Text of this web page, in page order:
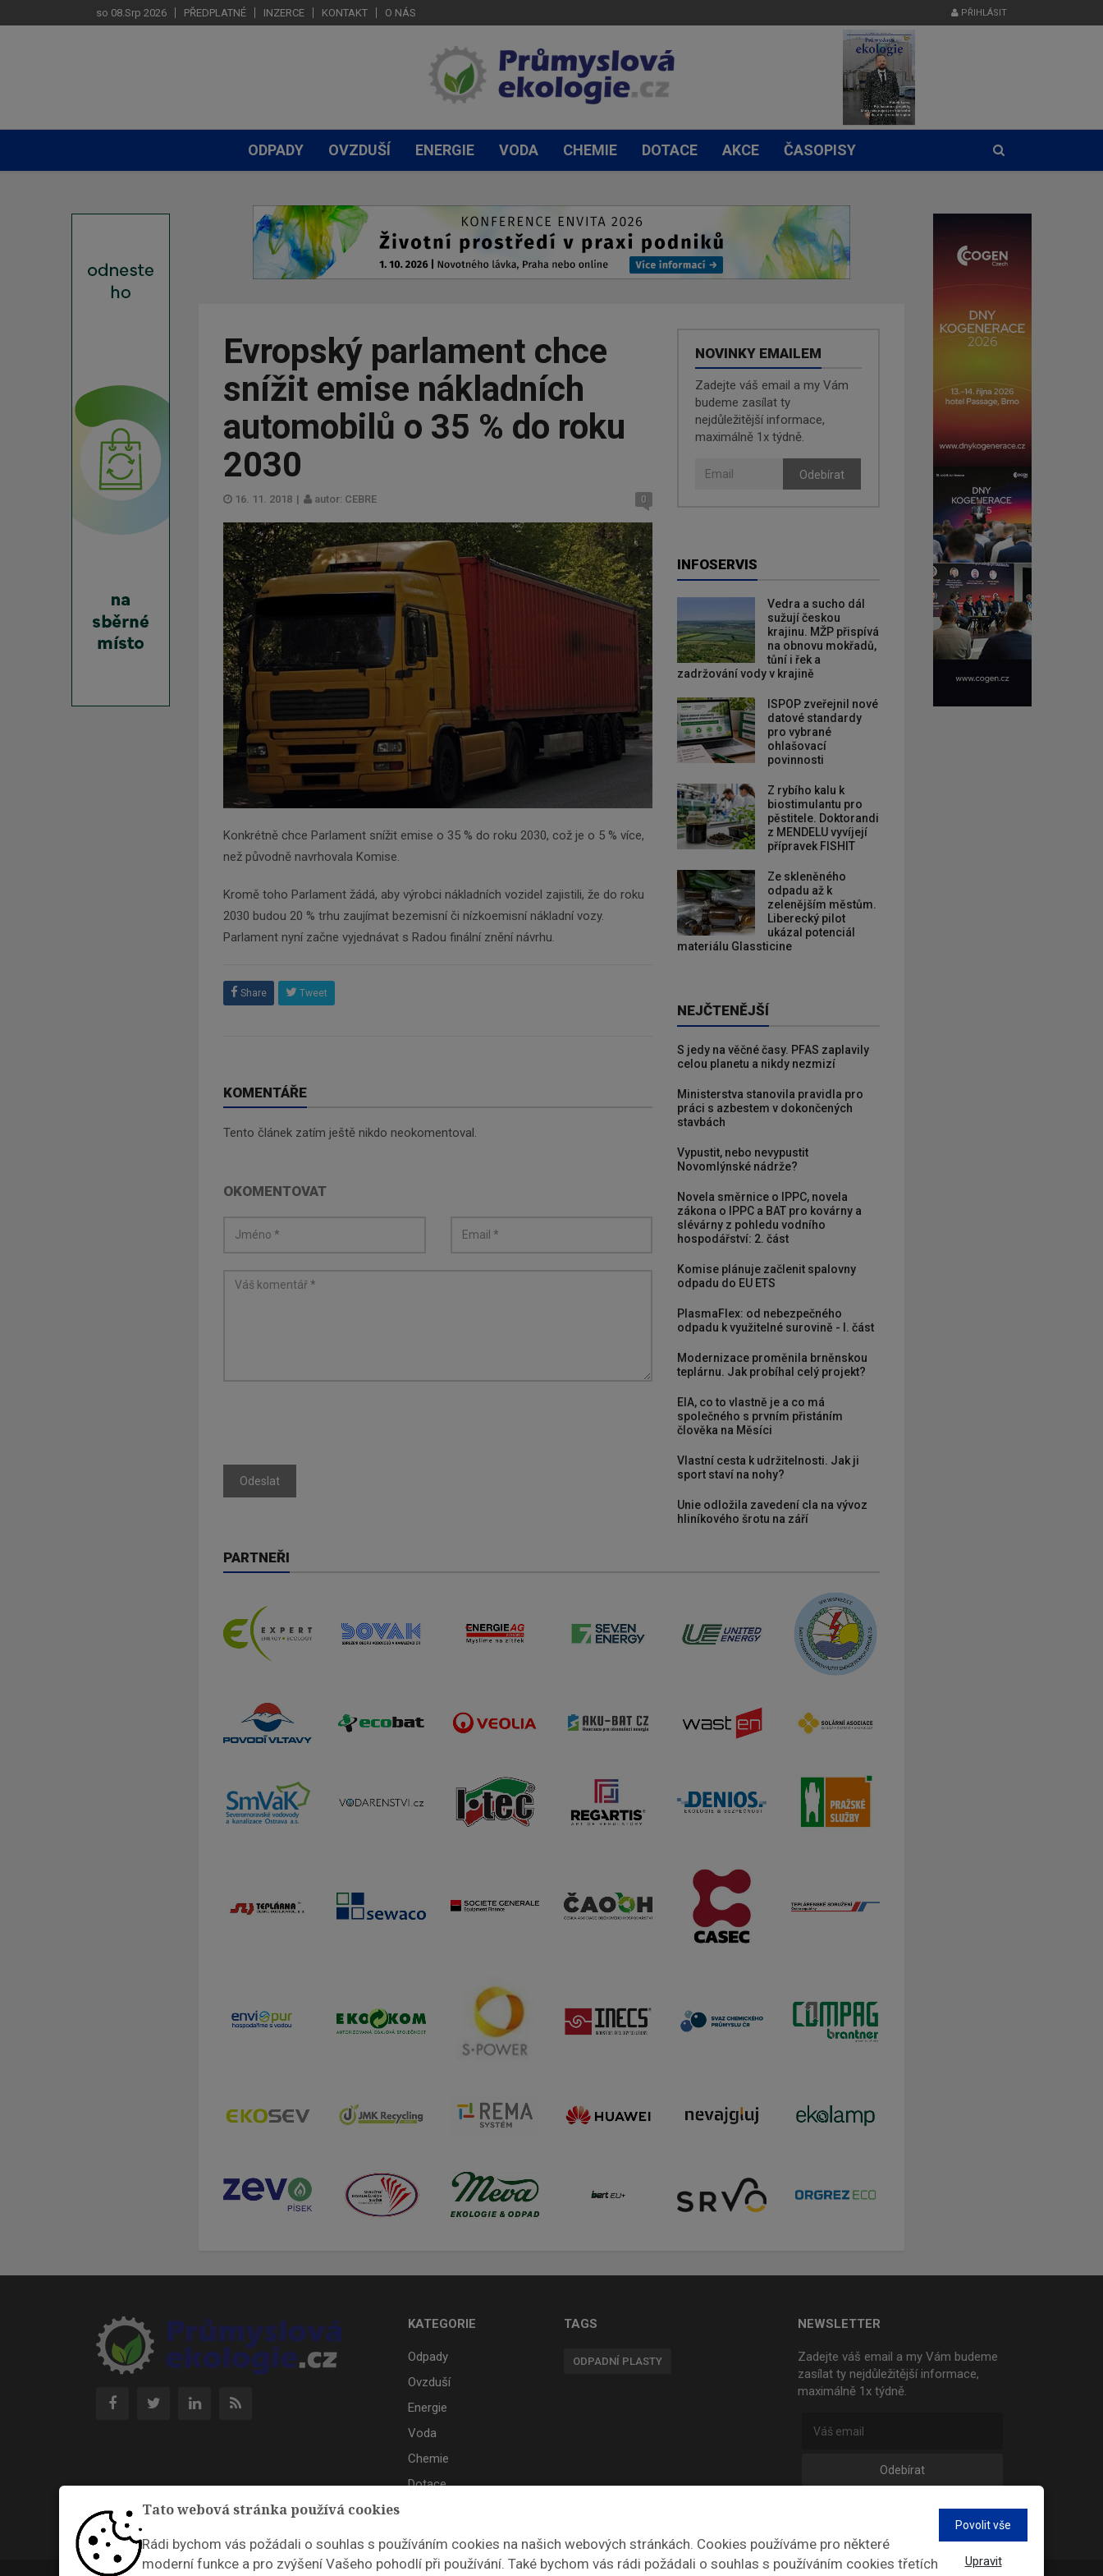
Tato webová stránka používá cookies
Rádi bychom vás požádali o souhlas s používáním cookies na našich webových stránkách. Cookies používáme pro některé
moderní funkce a pro zvýšení Vašeho pohodlí při používání. Také bychom vás rádi požádali o souhlas s používáním cookies třetích
Povolit vše
Upravit
so 08.Srp 2026 PŘEDPLATNÉ INZERCE KONTAKT O NÁS PŘIHLÁSIT
ODPADY OVZDUŠÍ ENERGIE VODA CHEMIE DOTACE AKCE ČASOPISY
Evropský parlament chce
snížit emise nákladních
automobilů o 35 % do roku
2030
16. 11. 2018 | autor: CEBRE 0
Konkrétně chce Parlament snížit emise o 35 % do roku 2030, což je o 5 % více,
než původně navrhovala Komise.
Kromě toho Parlament žádá, aby výrobci nákladních vozidel zajistili, že do roku
2030 budou 20 % trhu zaujímat bezemisní či nízkoemisní nákladní vozy.
Parlament nyní začne vyjednávat s Radou finální znění návrhu.
Share Tweet
KOMENTÁŘE
Tento článek zatím ještě nikdo neokomentoval.
OKOMENTOVAT
Odeslat
NOVINKY EMAILEM
Zadejte váš email a my Vám
budeme zasílat ty
nejdůležitější informace,
maximálně 1x týdně.
Odebírat
INFOSERVIS
Vedra a sucho dál
sužují českou
krajinu. MŽP přispívá
na obnovu mokřadů,
tůní i řek a
zadržování vody v krajině
ISPOP zveřejnil nové
datové standardy
pro vybrané
ohlašovací
povinnosti
Z rybího kalu k
biostimulantu pro
pěstitele. Doktorandi
z MENDELU vyvíjejí
přípravek FISHIT
Ze skleněného
odpadu až k
zelenějším městům.
Liberecký pilot
ukázal potenciál
materiálu Glassticine
NEJČTENĚJŠÍ
S jedy na věčné časy. PFAS zaplavily
celou planetu a nikdy nezmizí
Ministerstva stanovila pravidla pro
práci s azbestem v dokončených
stavbách
Vypustit, nebo nevypustit
Novomlýnské nádrže?
Novela směrnice o IPPC, novela
zákona o IPPC a BAT pro kovárny a
slévárny z pohledu vodního
hospodářství: 2. část
Komise plánuje začlenit spalovny
odpadu do EU ETS
PlasmaFlex: od nebezpečného
odpadu k využitelné surovině - I. část
Modernizace proměnila brněnskou
teplárnu. Jak probíhal celý projekt?
EIA, co to vlastně je a co má
společného s prvním přistáním
člověka na Měsíci
Vlastní cesta k udržitelnosti. Jak ji
sport staví na nohy?
Unie odložila zavedení cla na vývoz
hliníkového šrotu na září
PARTNEŘI
KATEGORIE
Odpady
Ovzduší
Energie
Voda
Chemie
Dotace
TAGS
ODPADNÍ PLASTY
NEWSLETTER
Zadejte váš email a my Vám budeme
zasílat ty nejdůležitější informace,
maximálně 1x týdně.
Odebírat